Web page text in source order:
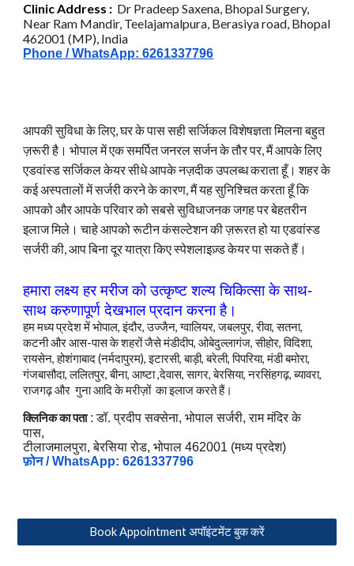
ClinicAddress : Dr Pradeep Saxena, Bhopal Surgery,
Near Ram Mandir, Teelajamalpura, Berasiya road, Bhopal
462001 (MP), India
Phone / WhatsApp: 6261337796
आपकी सुविधा के लिए, घर के पास सही सर्जिकल विशेषज्ञता मिलना बहुत
ज़रूरी है। भोपाल में एक समर्पित जनरल सर्जन के तौर पर, मैं आपके लिए
एडवांस्ड सर्जिकल केयर सीधे आपके नज़दीक उपलब्ध कराता हूँ। शहर के
कई अस्पतालों में सर्जरी करने के कारण, मैं यह सुनिश्चित करता हूँ कि
आपको और आपके परिवार को सबसे सुविधाजनक जगह पर बेहतरीन
इलाज मिले। चाहे आपको रूटीन कंसल्टेशन की ज़रूरत हो या एडवांस्ड
सर्जरी की, आप बिना दूर यात्रा किए स्पेशलाइज़्ड केयर पा सकते हैं।
हमारा लक्ष्य हर मरीजकोउत्कृष्ट शल्य चिकित्सा के साथ-
साथ करुणापूर्ण देखभाल प्रदान करना है।
हम मध्य प्रदेश में भोपाल, इंदौर, उज्जैन, ग्वालियर, जबलपुर, रीवा, सतना,
कटनी और आस-पास के शहरों जैसे मंडीदीप, ओबेदुल्लागंज, सीहोर, विदिशा,
रायसेन, होशंगाबाद (नर्मदापुरम), इटारसी, बाड़ी, बरेली, पिपरिया, मंडी बमोरा,
गंजबासौदा, ललितपुर, बीना, आष्टा ,देवास, सागर, बेरसिया, नरसिंहगढ़, ब्यावरा,
राजगढ़और गुना आदि के मरीज़ों का इलाज करते हैं।
क्लिनिक का पता : डॉ. प्रदीप सक्सेना, भोपाल सर्जरी, राम मंदिर के
पास,
टीलाजमालपुरा, बेरसिया रोड, भोपाल 462001 (मध्य प्रदेश)
फ़ोन / WhatsApp: 6261337796
Book Appointment अपॉइंटमेंट बुक करें